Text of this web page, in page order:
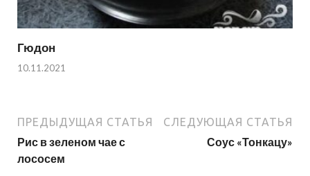
Гюдон
10.11.2021
ПРЕДЫДУЩАЯ СТАТЬЯ
Рис в зеленом чае с
лососем
СЛЕДУЮЩАЯ СТАТЬЯ
Соус «Тонкацу»